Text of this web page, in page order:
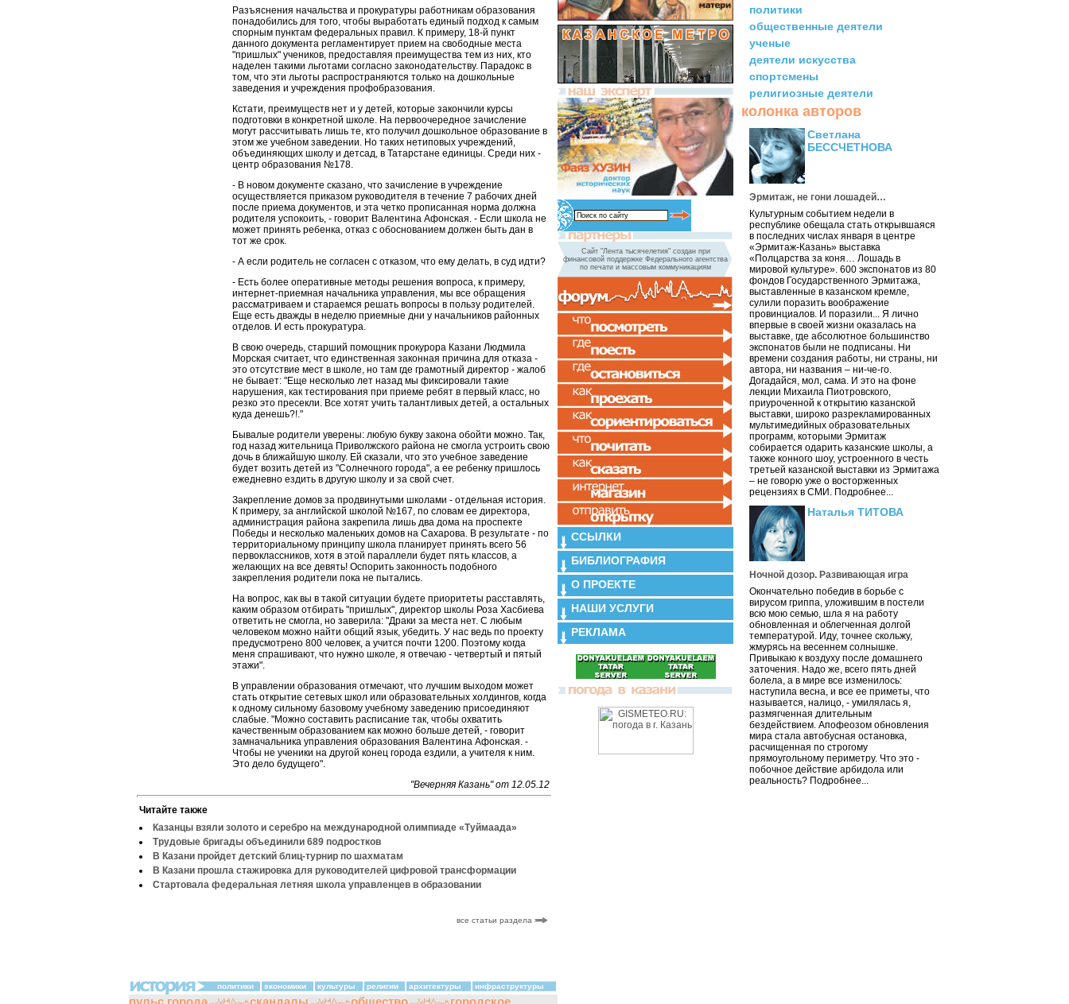
политики
общественные деятели
ученые
деятели искусства
спортсмены
религиозные деятели
колонка авторов
Светлана
БЕССЧЕТНОВА
Эрмитаж, не гони лошадей…
Культурным событием недели в
республике обещала стать открывшаяся
в последних числах января в центре
«Эрмитаж-Казань» выставка
«Полцарства за коня… Лошадь в
мировой культуре». 600 экспонатов из 80
фондов Государственного Эрмитажа,
выставленные в казанском кремле,
сулили поразить воображение
провинциалов. И поразили... Я лично
впервые в своей жизни оказалась на
выставке, где абсолютное большинство
экспонатов были не подписаны. Ни
времени создания работы, ни страны, ни
автора, ни названия – ни-че-го.
Догадайся, мол, сама. И это на фоне
лекции Михаила Пиотровского,
приуроченной к открытию казанской
выставки, широко разрекламированных
мультимедийных образовательных
программ, которыми Эрмитаж
собирается одарить казанские школы, а
также конного шоу, устроенного в честь
третьей казанской выставки из Эрмитажа
– не говорю уже о восторженных
рецензиях в СМИ. Подробнее...
Наталья ТИТОВА
Ночной дозор. Развивающая игра
Окончательно победив в борьбе с
вирусом гриппа, уложившим в постели
всю мою семью, шла я на работу
обновленная и облегченная долгой
температурой. Иду, точнее скольжу,
жмурясь на весеннем солнышке.
Привыкаю к воздуху после домашнего
заточения. Надо же, всего пять дней
болела, а в мире все изменилось:
наступила весна, и все ее приметы, что
называется, налицо, - умилялась я,
размягченная длительным
бездействием. Апофеозом обновления
мира стала автобусная остановка,
расчищенная по строгому
прямоугольному периметру. Что это -
побочное действие арбидола или
реальность? Подробнее...
Разъяснения начальства и прокуратуры работникам образования
понадобились для того, чтобы выработать единый подход к самым
спорным пунктам федеральных правил. К примеру, 18-й пункт
данного документа регламентирует прием на свободные места
"пришлых" учеников, предоставляя преимущества тем из них, кто
наделен такими льготами согласно законодательству. Парадокс в
том, что эти льготы распространяются только на дошкольные
заведения и учреждения профобразования.
Кстати, преимуществ нет и у детей, которые закончили курсы
подготовки в конкретной школе. На первоочередное зачисление
могут рассчитывать лишь те, кто получил дошкольное образование в
этом же учебном заведении. Но таких нетиповых учреждений,
объединяющих школу и детсад, в Татарстане единицы. Среди них -
центр образования №178.
- В новом документе сказано, что зачисление в учреждение
осуществляется приказом руководителя в течение 7 рабочих дней
после приема документов, и эта четко прописанная норма должна
родителя успокоить, - говорит Валентина Афонская. - Если школа не
может принять ребенка, отказ с обоснованием должен быть дан в
тот же срок.
- А если родитель не согласен с отказом, что ему делать, в суд идти?
- Есть более оперативные методы решения вопроса, к примеру,
интернет-приемная начальника управления, мы все обращения
рассматриваем и стараемся решать вопросы в пользу родителей.
Еще есть дважды в неделю приемные дни у начальников районных
отделов. И есть прокуратура.
В свою очередь, старший помощник прокурора Казани Людмила
Морская считает, что единственная законная причина для отказа -
это отсутствие мест в школе, но там где грамотный директор - жалоб
не бывает: "Еще несколько лет назад мы фиксировали такие
нарушения, как тестирования при приеме ребят в первый класс, но
резко это пресекли. Все хотят учить талантливых детей, а остальных
куда денешь?!."
Бывалые родители уверены: любую букву закона обойти можно. Так,
год назад жительница Приволжского района не смогла устроить свою
дочь в ближайшую школу. Ей сказали, что это учебное заведение
будет возить детей из "Солнечного города", а ее ребенку пришлось
ежедневно ездить в другую школу и за свой счет.
Закрепление домов за продвинутыми школами - отдельная история.
К примеру, за английской школой №167, по словам ее директора,
администрация района закрепила лишь два дома на проспекте
Победы и несколько маленьких домов на Сахарова. В результате - по
территориальному принципу школа планирует принять всего 56
первоклассников, хотя в этой параллели будет пять классов, а
желающих на все девять! Оспорить законность подобного
закрепления родители пока не пытались.
На вопрос, как вы в такой ситуации будете приоритеты расставлять,
каким образом отбирать "пришлых", директор школы Роза Хасбиева
ответить не смогла, но заверила: "Драки за места нет. С любым
человеком можно найти общий язык, убедить. У нас ведь по проекту
предусмотрено 800 человек, а учится почти 1200. Поэтому когда
меня спрашивают, что нужно школе, я отвечаю - четвертый и пятый
этажи".
В управлении образования отмечают, что лучшим выходом может
стать открытие сетевых школ или образовательных холдингов, когда
к одному сильному базовому учебному заведению присоединяют
слабые. "Можно составить расписание так, чтобы охватить
качественным образованием как можно больше детей, - говорит
замначальника управления образования Валентина Афонская. -
Чтобы не ученики на другой конец города ездили, а учителя к ним.
Это дело будущего".
"Вечерняя Казань" от 12.05.12
Читайте также
Казанцы взяли золото и серебро на международной олимпиаде «Туймаада»
Трудовые бригады объединили 689 подростков
В Казани пройдет детский блиц-турнир по шахматам
В Казани прошла стажировка для руководителей цифровой трансформации
Стартовала федеральная летняя школа управленцев в образовании
все статьи раздела
политики экономики культуры религии архитектуры инфраструктуры
пульс города скандалы общество городское
Сайт "Лента тысячелетия" создан при
финансовой поддержке Федерального агентства
по печати и массовым коммуникациям
ССЫЛКИ
БИБЛИОГРАФИЯ
О ПРОЕКТЕ
НАШИ УСЛУГИ
РЕКЛАМА